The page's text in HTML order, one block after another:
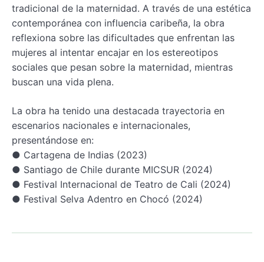
tradicional de la maternidad. A través de una estética
contemporánea con influencia caribeña, la obra
reflexiona sobre las dificultades que enfrentan las
mujeres al intentar encajar en los estereotipos
sociales que pesan sobre la maternidad, mientras
buscan una vida plena.
La obra ha tenido una destacada trayectoria en
escenarios nacionales e internacionales,
presentándose en:
● Cartagena de Indias (2023)
● Santiago de Chile durante MICSUR (2024)
● Festival Internacional de Teatro de Cali (2024)
● Festival Selva Adentro en Chocó (2024)